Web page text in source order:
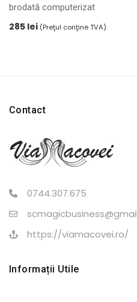
are
multe
brodată computerizat
285 lei (Preţul conţine TVA)
Contact
0744.307.675
https://viamacovei.ro/
Informații Utile